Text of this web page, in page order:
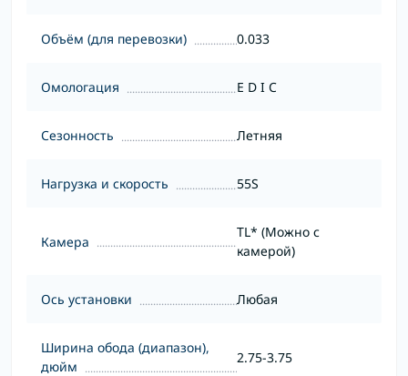
Объём (для перевозки) 0.033
Омологация E D I C
Сезонность Летняя
Нагрузка и скорость 55S
Камера
TL* (Можно с
камерой)
Ось установки Любая
Ширина обода (диапазон),
дюйм
2.75-3.75